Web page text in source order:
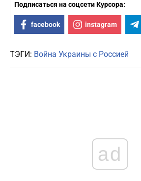
Подписаться на соцсети Курсора:
facebook instagram
ТЭГИ: Война Украины с Россией
ad